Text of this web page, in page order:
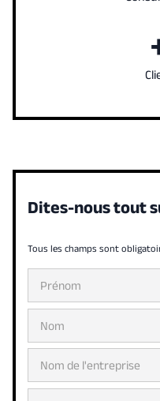
Dites-nous tout
Tous les champs sont